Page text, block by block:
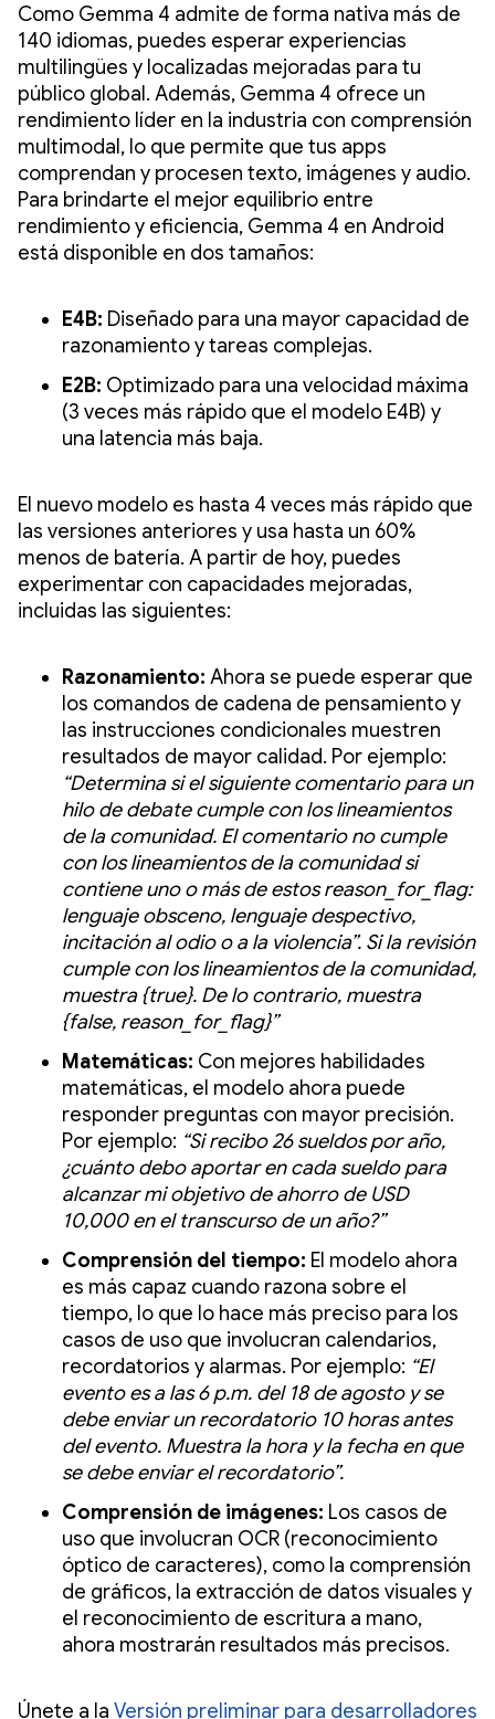
Como Gemma 4 admite de forma nativa más de
140 idiomas, puedes esperar experiencias
multilingües y localizadas mejoradas para tu
público global. Además, Gemma 4 ofrece un
rendimiento líder en la industria con comprensión
multimodal, lo que permite que tus apps
comprendan y procesen texto, imágenes y audio.
Para brindarte el mejor equilibrio entre
rendimiento y eficiencia, Gemma 4 en Android
está disponible en dos tamaños:
E4B: Diseñado para una mayor capacidad de
razonamiento y tareas complejas.
E2B: Optimizado para una velocidad máxima
(3 veces más rápido que el modelo E4B) y
una latencia más baja.
El nuevo modelo es hasta 4 veces más rápido que
las versiones anteriores y usa hasta un 60%
menos de batería. A partir de hoy, puedes
experimentar con capacidades mejoradas,
incluidas las siguientes:
Razonamiento: Ahora se puede esperar que
los comandos de cadena de pensamiento y
las instrucciones condicionales muestren
resultados de mayor calidad. Por ejemplo:
“Determina si el siguiente comentario para un
hilo de debate cumple con los lineamientos
de la comunidad. El comentario no cumple
con los lineamientos de la comunidad si
contiene uno o más de estos reason_for_flag:
lenguaje obsceno, lenguaje despectivo,
incitación al odio o a la violencia”. Si la revisión
cumple con los lineamientos de la comunidad,
muestra {true}. De lo contrario, muestra
{false, reason_for_flag}”
Matemáticas: Con mejores habilidades
matemáticas, el modelo ahora puede
responder preguntas con mayor precisión.
Por ejemplo: “Si recibo 26 sueldos por año,
¿cuánto debo aportar en cada sueldo para
alcanzar mi objetivo de ahorro de USD
10,000 en el transcurso de un año?”
Comprensión del tiempo: El modelo ahora
es más capaz cuando razona sobre el
tiempo, lo que lo hace más preciso para los
casos de uso que involucran calendarios,
recordatorios y alarmas. Por ejemplo: “El
evento es a las 6 p.m. del 18 de agosto y se
debe enviar un recordatorio 10 horas antes
del evento. Muestra la hora y la fecha en que
se debe enviar el recordatorio”.
Comprensión de imágenes: Los casos de
uso que involucran OCR (reconocimiento
óptico de caracteres), como la comprensión
de gráficos, la extracción de datos visuales y
el reconocimiento de escritura a mano,
ahora mostrarán resultados más precisos.
Únete a la Versión preliminar para desarrolladores